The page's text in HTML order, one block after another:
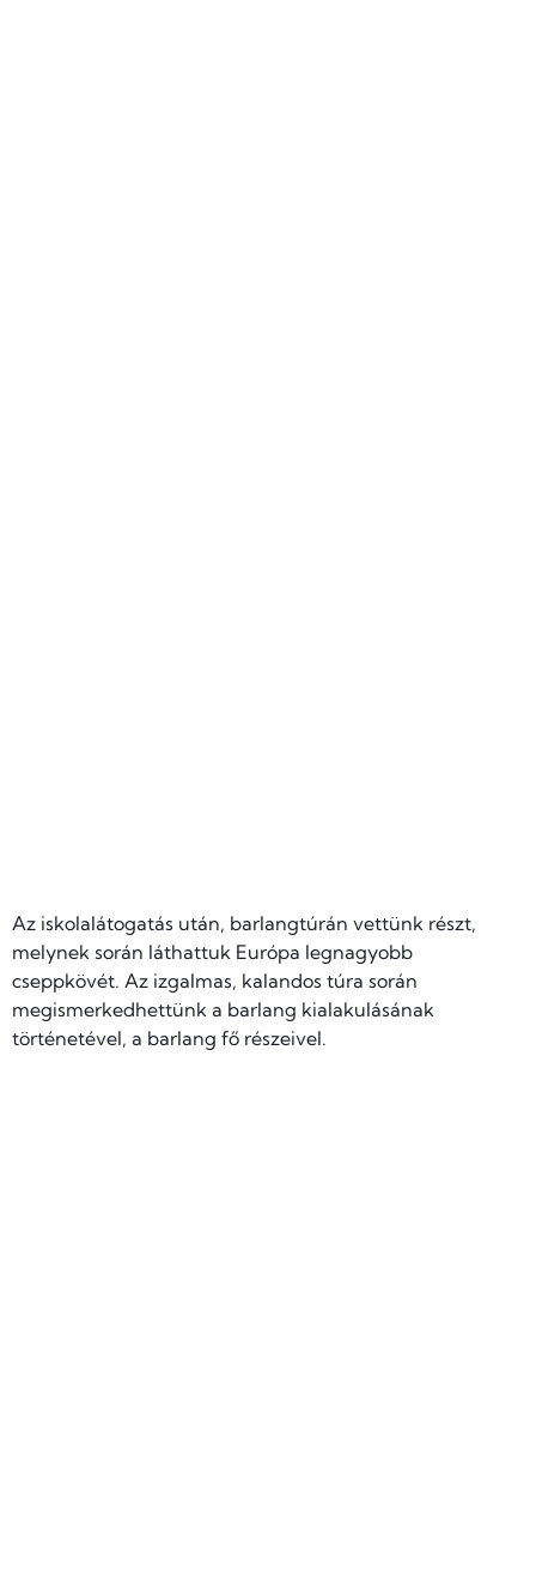
Az iskolalátogatás után, barlangtúrán vettünk részt,
melynek során láthattuk Európa legnagyobb
cseppkövét. Az izgalmas, kalandos túra során
megismerkedhettünk a barlang kialakulásának
történetével, a barlang fő részeivel.